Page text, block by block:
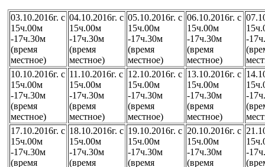
03.10.2016г. с
15ч.00м
-17ч.30м
(время
местное)
04.10.2016г. с
15ч.00м
-17ч.30м
(время
местное)
05.10.2016г. с
15ч.00м
-17ч.30м
(время
местное)
06.10.2016г. с
15ч.00м
-17ч.30м
(время
местное)
-
10.10.2016г. с
15ч.00м
-17ч.30м
(время
местное)
11.10.2016г. с
15ч.00м
-17ч.30м
(время
местное)
12.10.2016г. с
15ч.00м
-17ч.30м
(время
местное)
13.10.2016г. с
15ч.00м
-17ч.30м
(время
местное)
-
17.10.2016г. с
15ч.00м
-17ч.30м
(время
18.10.2016г. с
15ч.00м
-17ч.30м
(время
19.10.2016г. с
15ч.00м
-17ч.30м
(время
20.10.2016г. с
15ч.00м
-17ч.30м
(время
-